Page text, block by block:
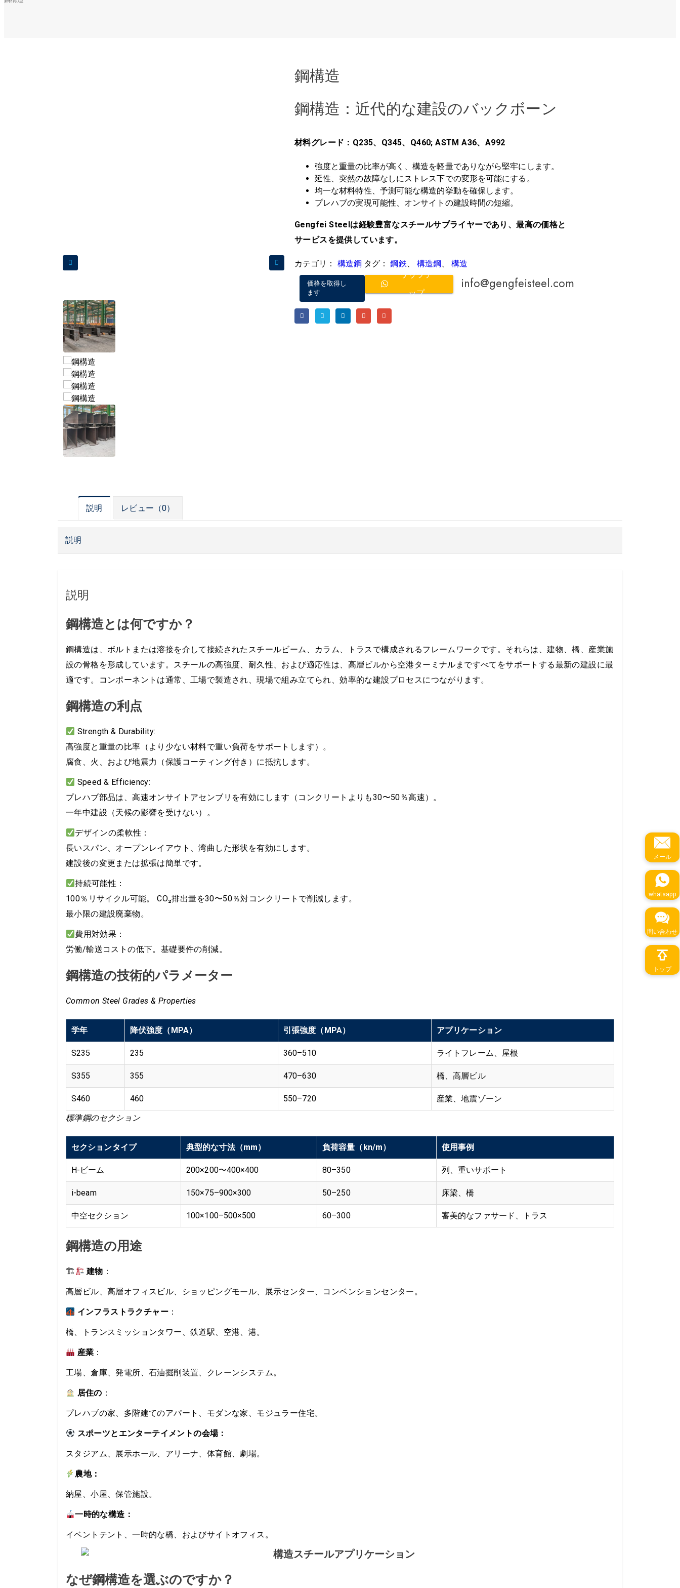
鋼構造
鋼構造：近代的な建設のバックボーン
材料グレード：Q235、Q345、Q460; ASTM A36、A992
強度と重量の比率が高く、構造を軽量でありながら堅牢にします。
延性、突然の故障なしにストレス下での変形を可能にする。
均一な材料特性、予測可能な構造的挙動を確保します。
プレハブの実現可能性、オンサイトの建設時間の短縮。
Gengfei Steelは経験豊富なスチールサプライヤーであり、最高の価格と
サービスを提供しています。
カテゴリ： 構造鋼 タグ：鋼鉄 構造鋼 、構造
価格を取得し
ます
ワッツア
ップ
info@gengfeisteel.com
説明 レビュー（0）
説明
説明
鋼構造とは何ですか？
鋼構造は、ボルトまたは溶接を介して接続されたスチールビーム、カラム、トラスで構成されるフレームワークです。それらは、建物、橋、産業施
設の骨格を形成しています。スチールの高強度、耐久性、および適応性は、高層ビルから空港ターミナルまですべてをサポートする最新の建設に最
適です。コンポーネントは通常、工場で製造され、現場で組み立てられ、効率的な建設プロセスにつながります。
鋼構造の利点
Strength & Durability:
高強度と重量の比率（より少ない材料で重い負荷をサポートします）。
腐食、火、および地震力（保護コーティング付き）に抵抗します。
Speed & Efficiency:
プレハブ部品は、高速オンサイトアセンブリを有効にします（コンクリートよりも30〜50％高速）。
一年中建設（天候の影響を受けない）。
デザインの柔軟性：
長いスパン、オープンレイアウト、湾曲した形状を有効にします。
建設後の変更または拡張は簡単です。
持続可能性：
100％リサイクル可能。 CO₂排出量を30〜50％対コンクリートで削減します。
最小限の建設廃棄物。
費用対効果：
労働/輸送コストの低下。基礎要件の削減。
鋼構造の技術的パラメーター
Common Steel Grades & Properties
学年 降伏強度（MPA） 引張強度（MPA） アプリケーション
S235 235 360–510 ライトフレーム、屋根
S355 355 470–630 橋、高層ビル
S460 460 550–720
産業、地震ゾーン
標準鋼のセクション
セクションタイプ 典型的な寸法（mm） 負荷容量（kn/m） 使用事例
H-ビーム 200×200〜400×400 80–350 列、重いサポート
i-beam 150×75–900×300 50–250 床梁、橋
中空セクション 100×100–500×500 60–300 審美的なファサード、トラス
鋼構造の用途
🏗 建物 ：
高層ビル、高層オフィスビル、ショッピングモール、展示センター、コンベンションセンター。
インフラストラクチャー ：
橋、トランスミッションタワー、鉄道駅、空港、港。
産業 ：
工場、倉庫、発電所、石油掘削装置、クレーンシステム。
居住の ：
プレハブの家、多階建てのアパート、モダンな家、モジュラー住宅。
スポーツとエンターテイメントの会場：
スタジアム、展示ホール、アリーナ、体育館、劇場。
農地：
納屋、小屋、保管施設。
一時的な構造：
イベントテント、一時的な橋、およびサイトオフィス。
なぜ鋼構造を選ぶのですか？
メール
whatsapp
問い合わせ
トップ